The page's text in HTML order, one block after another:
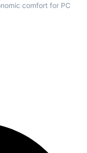
comfort for PC